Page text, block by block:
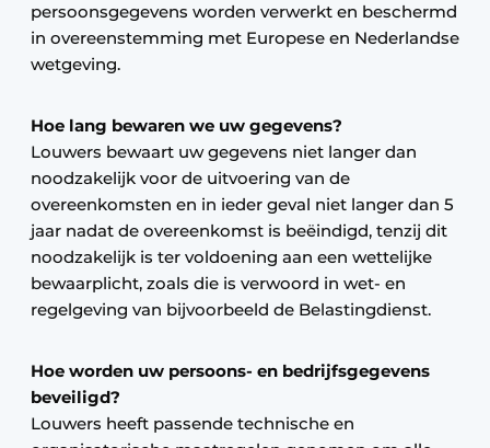
persoonsgegevens worden verwerkt en beschermd
in overeenstemming met Europese en Nederlandse
wetgeving.
Hoe lang bewaren we uw gegevens?
Louwers bewaart uw gegevens niet langer dan
noodzakelijk voor de uitvoering van de
overeenkomsten en in ieder geval niet langer dan 5
jaar nadat de overeenkomst is beëindigd, tenzij dit
noodzakelijk is ter voldoening aan een wettelijke
bewaarplicht, zoals die is verwoord in wet- en
regelgeving van bijvoorbeeld de Belastingdienst.
Hoe worden uw persoons- en bedrijfsgegevens
beveiligd?
Louwers heeft passende technische en